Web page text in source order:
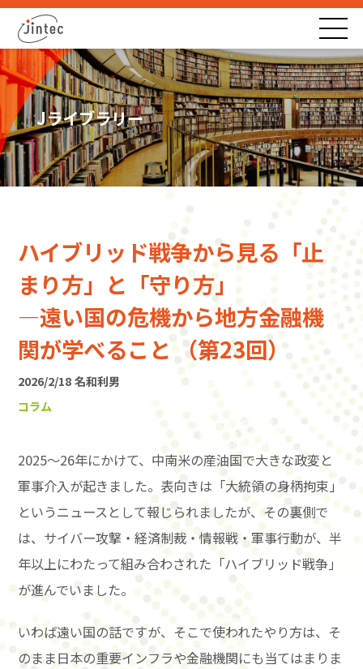
Jライブラリー
ハイブリッド戦争から見る「止
まり方」と「守り方」
―遠い国の危機から地方金融機
関が学べること （第23回）
2026/2/18 名和利男
コラム
2025〜26年にかけて、中南米の産油国で大きな政変と
軍事介入が起きました。表向きは「大統領の身柄拘束」
というニュースとして報じられましたが、その裏側で
は、サイバー攻撃・経済制裁・情報戦・軍事行動が、半
年以上にわたって組み合わされた「ハイブリッド戦争」
が進んでいました。
いわば遠い国の話ですが、そこで使われたやり方は、そ
のまま日本の重要インフラや金融機関にも当てはまりま